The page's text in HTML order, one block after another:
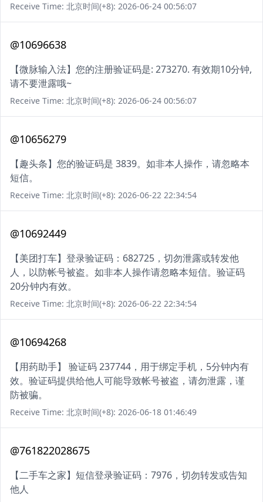
Receive Time: 北京时间(+8): 2026-06-24 00:56:07
@10696638
【微脉输入法】您的注册验证码是: 273270. 有效期10分钟,
请不要泄露哦~
Receive Time: 北京时间(+8): 2026-06-24 00:56:07
@10656279
【趣头条】您的验证码是 3839。如非本人操作，请忽略本
短信。
Receive Time: 北京时间(+8): 2026-06-22 22:34:54
@10692449
【美团打车】登录验证码：682725，切勿泄露或转发他
人，以防帐号被盗。如非本人操作请忽略本短信。验证码
20分钟内有效。
Receive Time: 北京时间(+8): 2026-06-22 22:34:54
@10694268
【用药助手】 验证码 237744，用于绑定手机，5分钟内有
效。验证码提供给他人可能导致帐号被盗，请勿泄露，谨
防被骗。
Receive Time: 北京时间(+8): 2026-06-18 01:46:49
@761822028675
【二手车之家】短信登录验证码：7976，切勿转发或告知
他人